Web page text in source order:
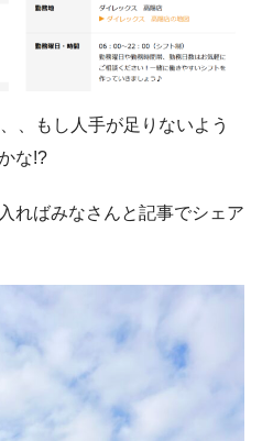
、もし人手が足りないよう
な!?
ればみなさんと記事でシェア